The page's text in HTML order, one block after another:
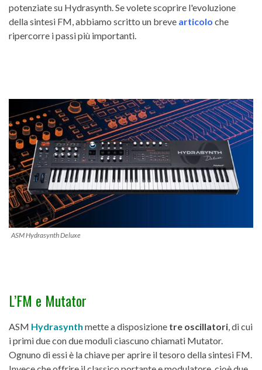
potenziate su Hydrasynth. Se volete scoprire l'evoluzione
della sintesi FM, abbiamo scritto un breve articolo che
ripercorre i passi più importanti.
ASM Hydrasynth Deluxe
L’FM e Mutator
ASM Hydrasynth mette a disposizione tre oscillatori , di cui
i primi due con due moduli ciascuno chiamati Mutator.
Ognuno di essi è la chiave per aprire il tesoro della sintesi FM.